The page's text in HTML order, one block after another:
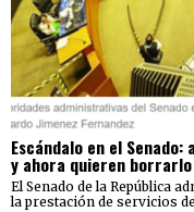
Escándalo en el
y ahora quieren borrarlo
El Senado de la República
la prestación de servicios